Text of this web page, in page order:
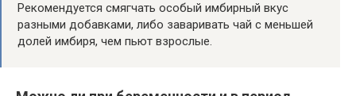
Рекомендуется смягчать особый имбирный вкус
разными добавками, либо заваривать чай с меньшей
долей имбиря, чем пьют взрослые.